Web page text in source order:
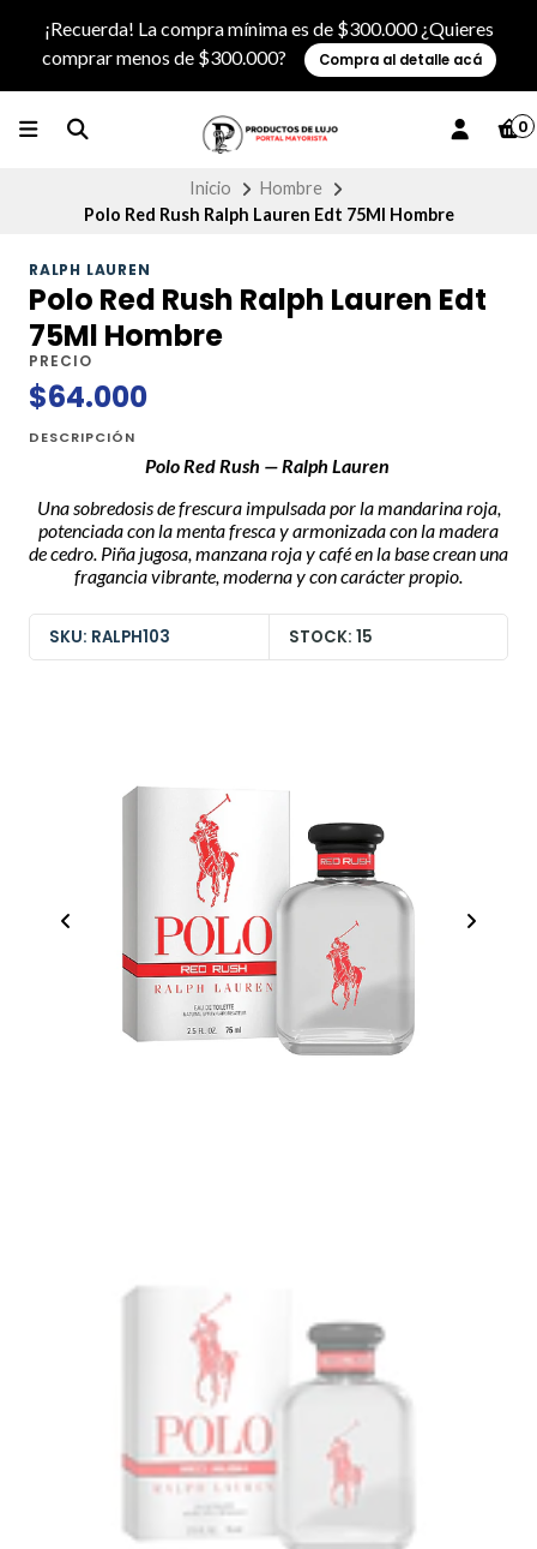
¡Recuerda! La compra mínima es de $300.000 ¿Quieres
comprar menos de $300.000?
Compra al detalle acá
0
Inicio
Hombre
Polo Red Rush Ralph Lauren Edt 75Ml Hombre
RALPH LAUREN
Polo Red Rush Ralph Lauren Edt
75Ml Hombre
PRECIO
$64.000
DESCRIPCIÓN
Polo Red Rush — Ralph Lauren
Una sobredosis de frescura impulsada por la mandarina roja,
potenciada con la menta fresca y armonizada con la madera
de cedro. Piña jugosa, manzana roja y café en la base crean una
fragancia vibrante, moderna y con carácter propio.
SKU: RALPH103 STOCK: 15